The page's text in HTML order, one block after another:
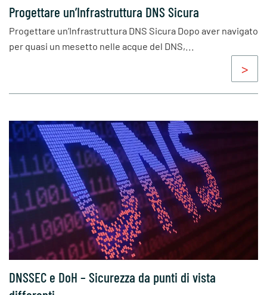
Progettare un’Infrastruttura DNS Sicura
Progettare un’Infrastruttura DNS Sicura Dopo aver navigato
per quasi un mesetto nelle acque del DNS,...
DNSSEC e DoH – Sicurezza da punti di vista